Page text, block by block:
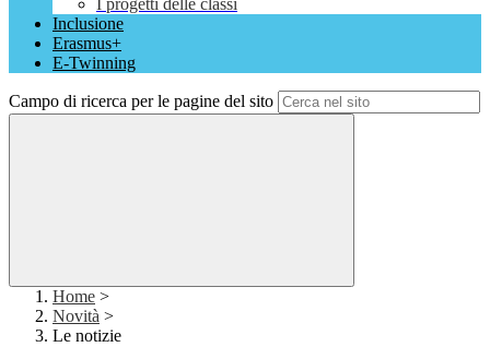
I progetti delle classi
Inclusione
Erasmus+
E-Twinning
Campo di ricerca per le pagine del sito
Home >
Novità >
Le notizie